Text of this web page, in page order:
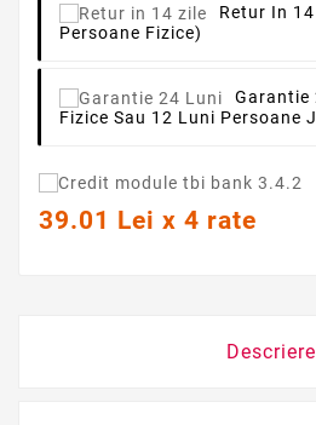
Retur In
Persoane Fizice)
Garantie
Fizice Sau 12 Luni Persoane
39.01 Lei x 4 rate
Descriere